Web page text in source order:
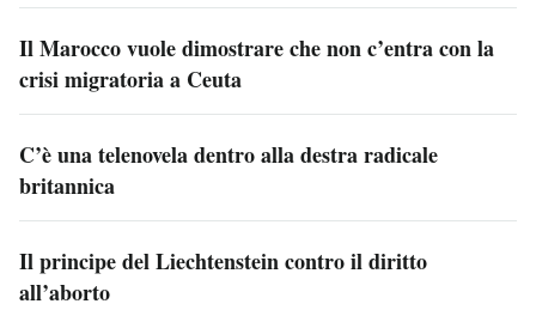
Il Marocco vuole dimostrare che non c’entra con la
crisi migratoria a Ceuta
C’è una telenovela dentro alla destra radicale
britannica
Il principe del Liechtenstein contro il diritto
all’aborto